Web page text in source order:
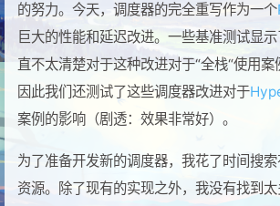
的努力。今天，调度器的完全重写作为一个
巨大的性能和延迟改进。一些基准测试显
直不太清楚对于这种改进对于“全栈“使用案
因此我们还测试了这些调度器改进对于
案例的影响（剧透：效果非常好）。
为了准备开发新的调度器，我花了时间搜
资源。除了现有的实现之外，我没有找到